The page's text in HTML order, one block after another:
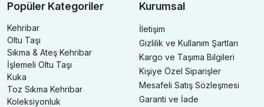
Popüler Kategoriler
Kehribar
Oltu Taşı
Sıkma & Ateş Kehribar
İşlemeli Oltu Taşı
Kuka
Toz Sıkma Kehribar
Koleksiyonluk
Kurumsal
İletişim
Gizlilik ve Kullanım Şartları
Kargo ve Taşıma Bilgileri
Kişiye Özel Siparişler
Mesafeli Satış Sözleşmesi
Garanti ve İade